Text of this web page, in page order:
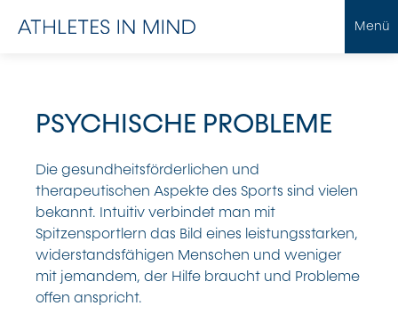
Menü
PSYCHISCHE PROBLEME
Die gesundheitsförderlichen und
therapeutischen Aspekte des Sports sind vielen
bekannt. Intuitiv verbindet man mit
Spitzensportlern das Bild eines leistungsstarken,
widerstandsfähigen Menschen und weniger
mit jemandem, der Hilfe braucht und Probleme
offen anspricht.